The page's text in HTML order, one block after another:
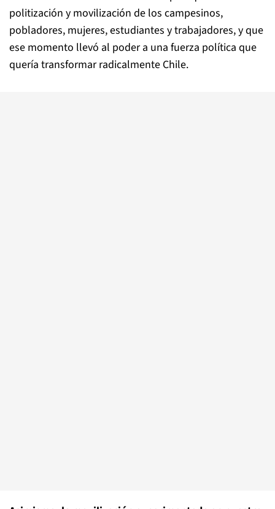
politización y movilización de los campesinos,
pobladores, mujeres, estudiantes y trabajadores, y que
ese momento llevó al poder a una fuerza política que
quería transformar radicalmente Chile.